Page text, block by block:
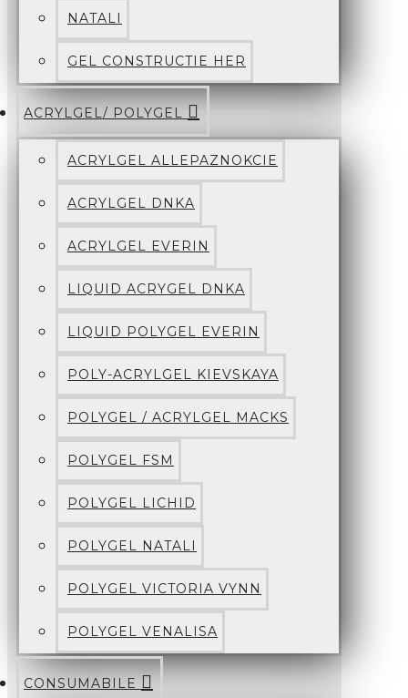
NATALI
GEL CONSTRUCTIE HER
ACRYLGEL/ POLYGEL
ACRYLGEL ALLEPAZNOKCIE
ACRYLGEL DNKA
ACRYLGEL EVERIN
LIQUID ACRYGEL DNKA
LIQUID POLYGEL EVERIN
POLY-ACRYLGEL KIEVSKAYA
POLYGEL / ACRYLGEL MACKS
POLYGEL FSM
POLYGEL LICHID
POLYGEL NATALI
POLYGEL VICTORIA VYNN
POLYGEL VENALISA
CONSUMABILE